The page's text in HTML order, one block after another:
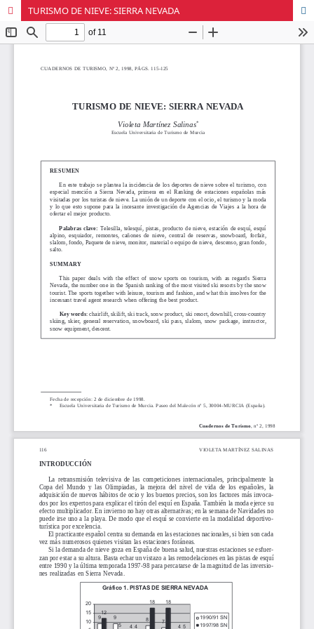
TURISMO DE NIEVE: SIERRA NEVADA